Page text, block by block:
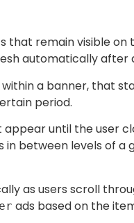
that remain visible
automatically after
within a banner, that
period.
until the user
in between levels of
as users scroll
ads based on the